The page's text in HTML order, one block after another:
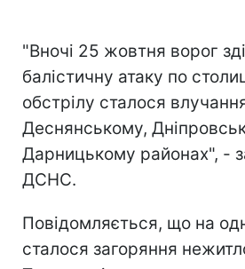
"Вночі 25 жовтня ворог
балістичну атаку по
обстрілу сталося
Деснянському,
Дарницькому районах", -
ДСНС.
Повідомляється, що на
сталося загоряння